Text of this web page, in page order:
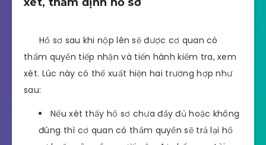
Hồ sơ sau khi nộp lên sẽ được cơ quan có
thẩm quyền tiếp nhận và tiến hành kiểm tra, xem
xét. Lúc này có thể xuất hiện hai trường hợp như
sau:
Nếu xét thấy hồ sơ chưa đầy đủ hoặc không
đúng thì cơ quan có thẩm quyền sẽ trả lại hồ